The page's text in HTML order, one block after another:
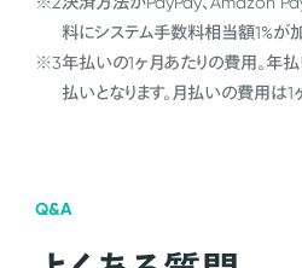
料にシステム手数料相当額1%が加
※3年払いの1ヶ月あたりの費用。年
払いとなります。月払いの費用は1
Q&A